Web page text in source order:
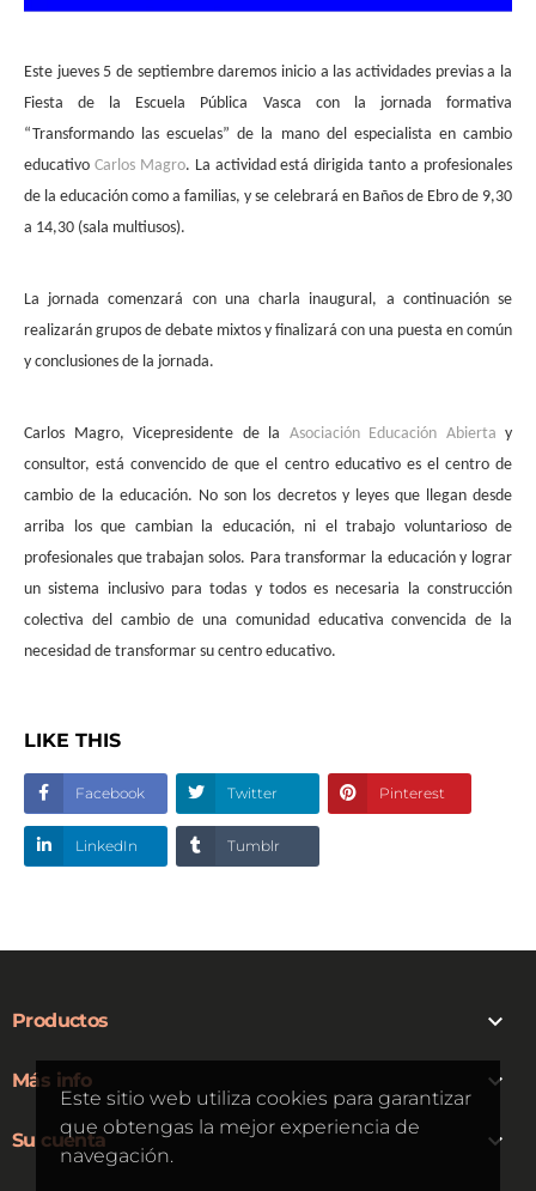
Este sitio web utiliza cookies para garantizar
que obtengas la mejor experiencia de
navegación.
Este jueves 5 de septiembre daremos inicio a las actividades previas a la
Fiesta de la Escuela Pública Vasca con la jornada formativa
“Transformando las escuelas” de la mano del especialista en cambio
educativo Carlos Magro. La actividad está dirigida tanto a profesionales
de la educación como a familias, y se celebrará en Baños de Ebro de 9,30
a 14,30 (sala multiusos).
La jornada comenzará con una charla inaugural, a continuación se
realizarán grupos de debate mixtos y finalizará con una puesta en común
y conclusiones de la jornada.
Carlos Magro, Vicepresidente de la Asociación Educación Abierta y
consultor, está convencido de que el centro educativo es el centro de
cambio de la educación. No son los decretos y leyes que llegan desde
arriba los que cambian la educación, ni el trabajo voluntarioso de
profesionales que trabajan solos. Para transformar la educación y lograr
un sistema inclusivo para todas y todos es necesaria la construcción
colectiva del cambio de una comunidad educativa convencida de la
necesidad de transformar su centro educativo.
LIKE THIS
Facebook Twitter Pinterest
LinkedIn Tumblr
Productos 
Más info 
Su cuenta 